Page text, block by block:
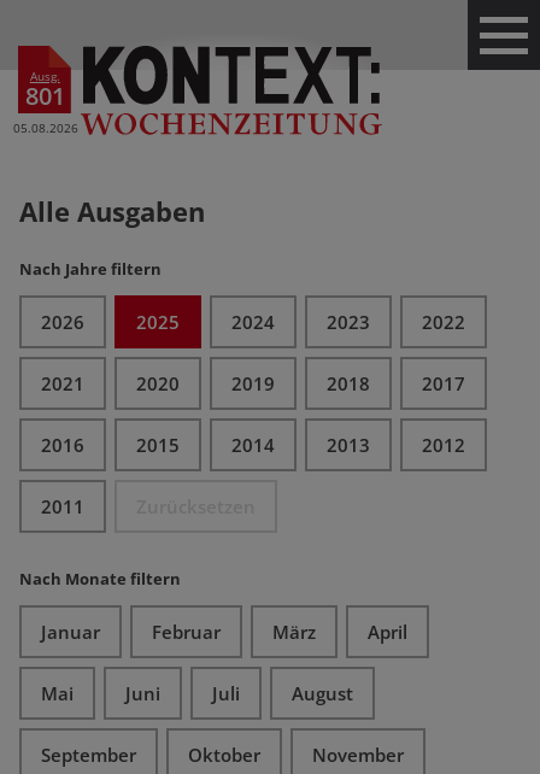
Ausg.
801
05.08.2026
Alle Ausgaben
Nach Jahre filtern
2026 2025 2024 2023 2022
2021 2020 2019 2018 2017
2016 2015 2014 2013 2012
2011
Nach Monate filtern
Januar Februar März April
Mai Juni Juli August
September Oktober November